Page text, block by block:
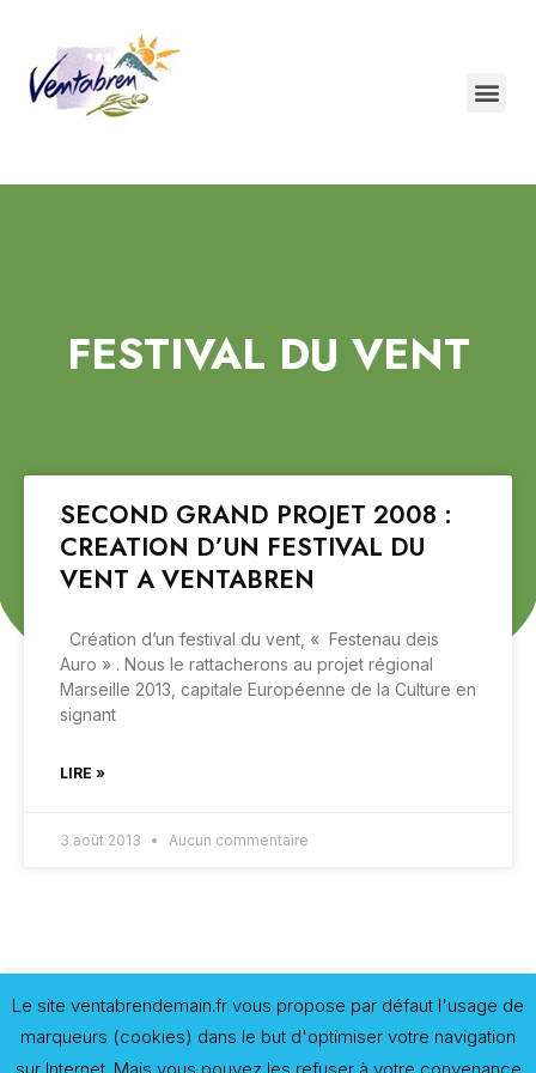
FESTIVAL DU VENT
SECOND GRAND PROJET 2008 :
CREATION D’UN FESTIVAL DU
VENT A VENTABREN
Création d’un festival du vent, « Festenau deis
Auro » . Nous le rattacherons au projet régional
Marseille 2013, capitale Européenne de la Culture en
signant
LIRE »
3 août 2013 Aucun commentaire
Le site ventabrendemain.fr vous propose par défaut l'usage de
marqueurs (cookies) dans le but d'optimiser votre navigation
sur Internet. Mais vous pouvez les refuser à votre convenance